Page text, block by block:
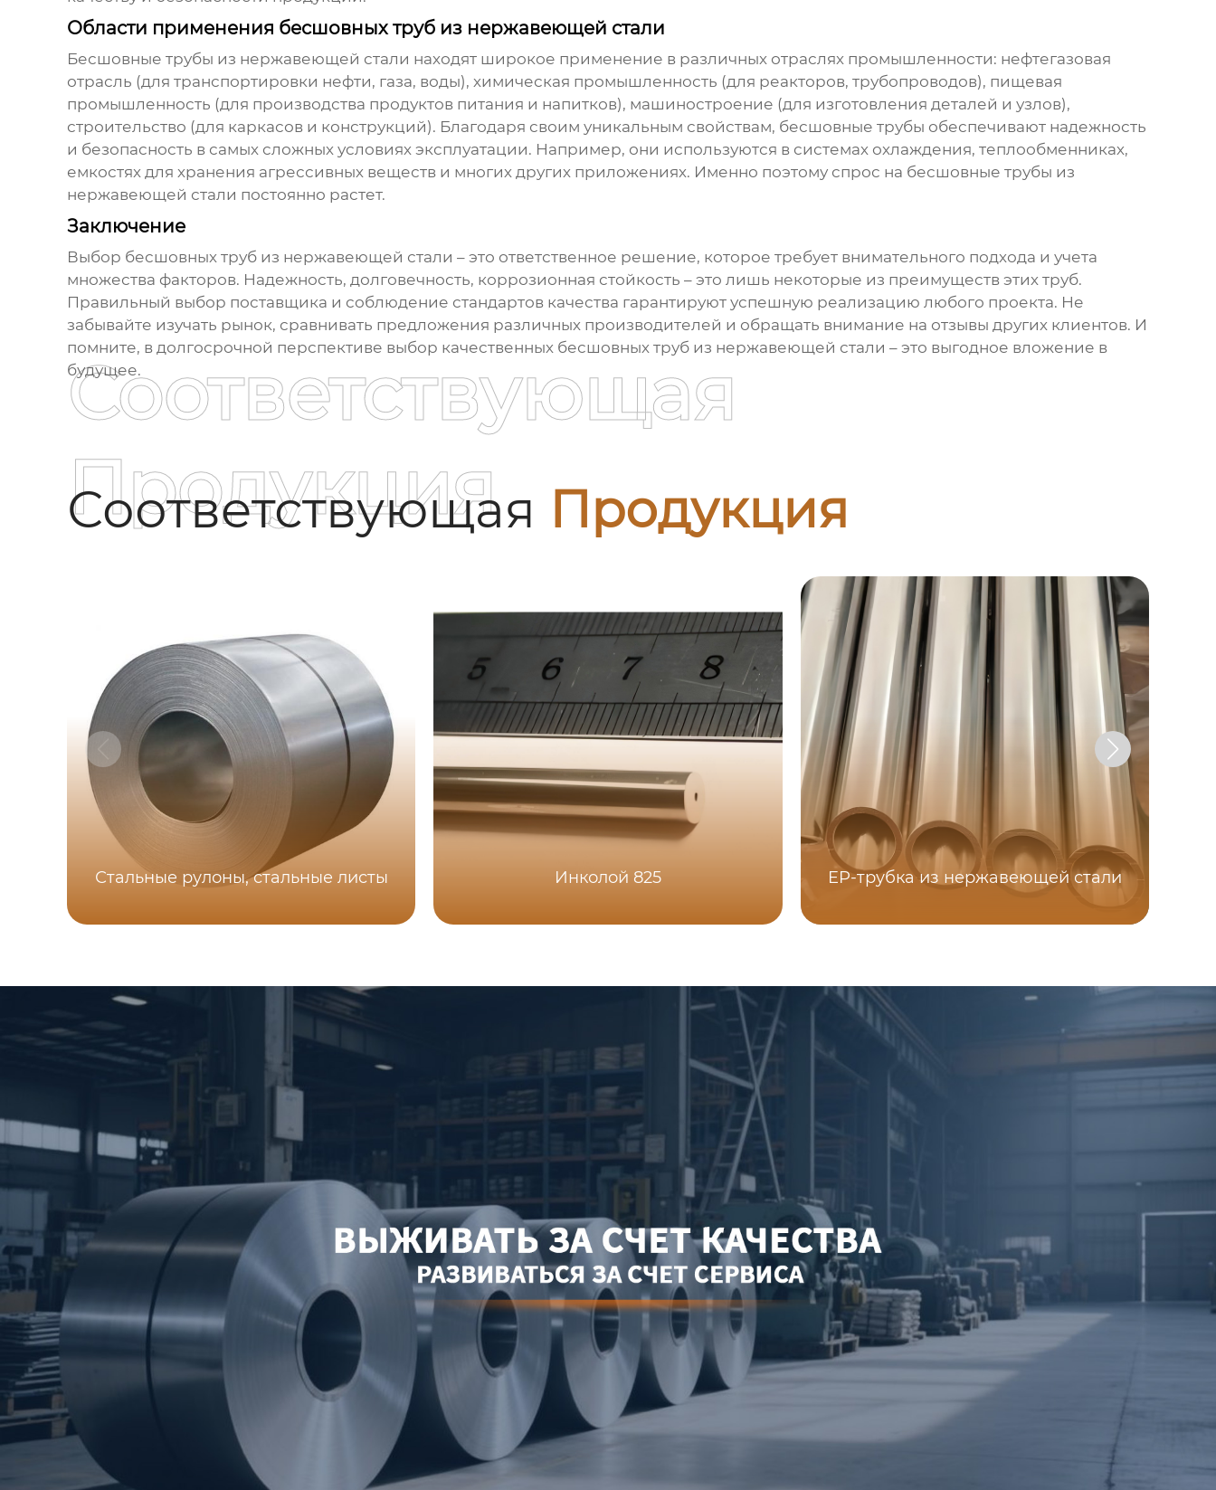
Области применения бесшовных труб из нержавеющей стали
Бесшовные трубы из нержавеющей стали находят широкое применение в различных отраслях промышленности: нефтегазовая
отрасль (для транспортировки нефти, газа, воды), химическая промышленность (для реакторов, трубопроводов), пищевая
промышленность (для производства продуктов питания и напитков), машиностроение (для изготовления деталей и узлов),
строительство (для каркасов и конструкций). Благодаря своим уникальным свойствам, бесшовные трубы обеспечивают надежность
и безопасность в самых сложных условиях эксплуатации. Например, они используются в системах охлаждения, теплообменниках,
емкостях для хранения агрессивных веществ и многих других приложениях. Именно поэтому спрос на бесшовные трубы из
нержавеющей стали постоянно растет.
Заключение
Выбор бесшовных труб из нержавеющей стали – это ответственное решение, которое требует внимательного подхода и учета
множества факторов. Надежность, долговечность, коррозионная стойкость – это лишь некоторые из преимуществ этих труб.
Правильный выбор поставщика и соблюдение стандартов качества гарантируют успешную реализацию любого проекта. Не
забывайте изучать рынок, сравнивать предложения различных производителей и обращать внимание на отзывы других клиентов. И
помните, в долгосрочной перспективе выбор качественных бесшовных труб из нержавеющей стали – это выгодное вложение в
будущее.
Соответствующая Продукция
Соответствующая
Продукция
Стальные рулоны, стальные листы Инколой 825 EP-трубка из нержавеющей стали